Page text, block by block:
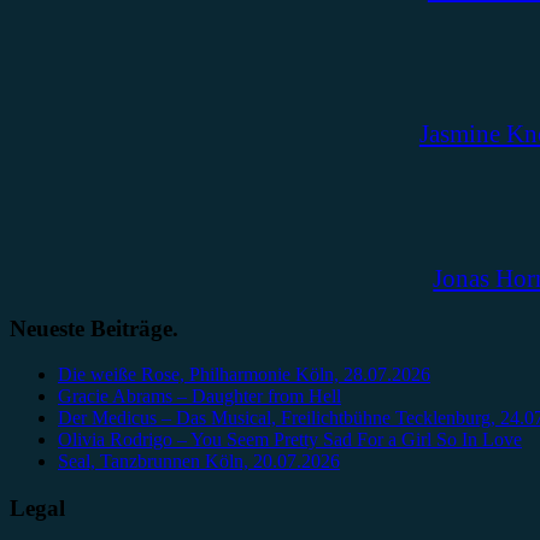
Jasmine
Jonas
Neueste Beiträge.
Die weiße Rose, Philharmonie Köln, 28.07.2026
Gracie Abrams – Daughter from Hell
Der Medicus – Das Musical, Freilichtbühne Tecklenburg,
Olivia Rodrigo – You Seem Pretty Sad For a Girl So In Love
Seal, Tanzbrunnen Köln, 20.07.2026
Legal